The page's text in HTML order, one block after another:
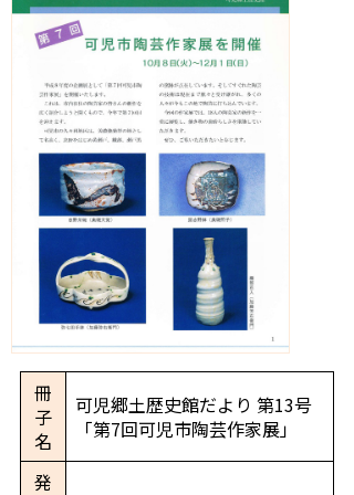
冊
子
名
可児郷土歴史館だより 第13号
「第7回可児市陶芸作家展」
発